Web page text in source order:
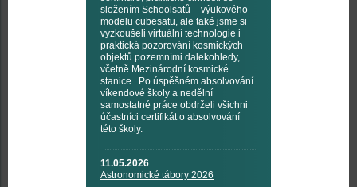
složením Schoolsatů – výukového
modelu cubesatu, ale také jsme si
vyzkoušeli virtuální technologie i
praktická pozorování kosmických
objektů pozemními dalekohledy,
včetně Mezinárodní kosmické
stanice. Po úspěšném absolvování
víkendové školy a nedělní
samostatné práce obdrželi všichni
účastníci certifikát o absolvování
této školy.
11.05.2026
Astronomické tábory 2026